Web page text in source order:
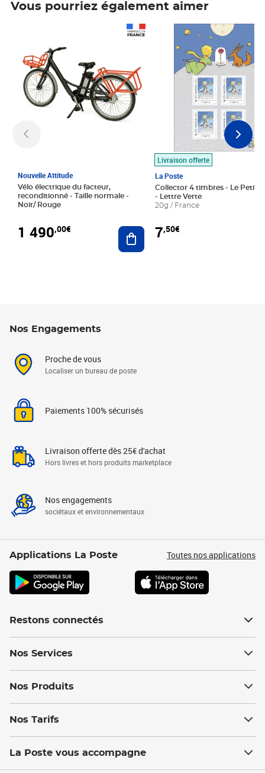
Vous pourriez également aimer
Nouvelle Attitude
Vélo électrique du facteur,
reconditionné - Taille normale -
Noir/ Rouge
1 490,00€ Ajouter au panier
Livraison offerte
La Poste
Collector 4 timbres - Le Petit
- Lettre Verte
20g / France
7,50€
Prix 7,50€
Nos Engagements
Proche de vous
Localiser un bureau de poste
Paiements 100% sécurisés
Livraison offerte dès 25€ d'achat
Hors livres et hors produits marketplace
Nos engagements
sociétaux et environnementaux
Applications La Poste Toutes nos applications
Restons connectés
Nos Services
Nos Produits
Nos Tarifs
La Poste vous accompagne